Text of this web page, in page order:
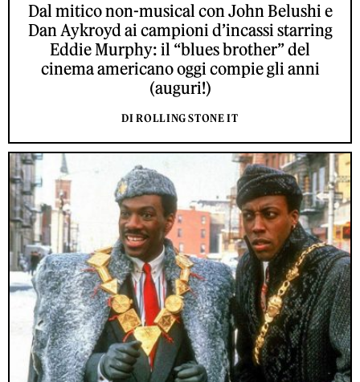
Dal mitico non-musical con John Belushi e
Dan Aykroyd ai campioni d’incassi starring
Eddie Murphy: il “blues brother” del
cinema americano oggi compie gli anni
(auguri!)
DI ROLLING STONE IT